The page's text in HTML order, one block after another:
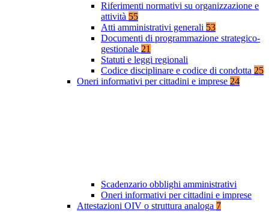
Riferimenti normativi su organizzazione e
attività 55
Atti amministrativi generali 53
Documenti di programmazione strategico-
gestionale 21
Statuti e leggi regionali
Codice disciplinare e codice di condotta 25
Oneri informativi per cittadini e imprese 24
Scadenzario obblighi amministrativi
Oneri informativi per cittadini e imprese
Attestazioni OIV o struttura analoga 7